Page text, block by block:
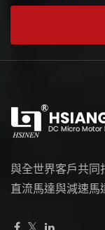
與全世界客戶共同
直流馬達與減速馬